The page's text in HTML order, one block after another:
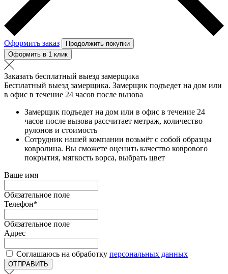
Оформить заказ
Продолжить покупки
Оформить в 1 клик
Заказать бесплатный выезд замерщика
Бесплатный выезд замерщика. Замерщик подъедет на дом или
в офис в течение 24 часов после вызова
Замерщик подъедет на дом или в офис в течение 24
часов после вызова рассчитает метраж, количество
рулонов и стоимость
Сотрудник нашей компании возьмёт с собой образцы
ковролина. Вы сможете оценить качество коврового
покрытия, мягкость ворса, выбрать цвет
Ваше имя
Обязательное поле
Телефон*
Обязательное поле
Адрес
Соглашаюсь на обработку персональных данных
ОТПРАВИТЬ